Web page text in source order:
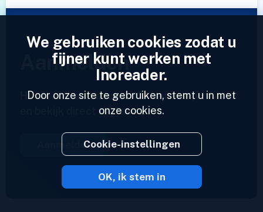
Aanmelden
Heeft u al een account?Voer een profiel in
en bekijk direct uw feeds.
Aanmelden
2023 © Inoreader
We gebruiken cookies zodat u
fijner kunt werken met
Inoreader.
Door onze site te gebruiken, stemt u in met
onze cookies.
Cookie-instellingen
OK, ik stem in